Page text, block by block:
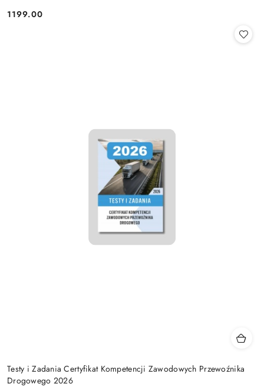
Cena:
1199.00
Testy i Zadania Certyfikat Kompetencji Zawodowych Przewoźnika
Drogowego 2026